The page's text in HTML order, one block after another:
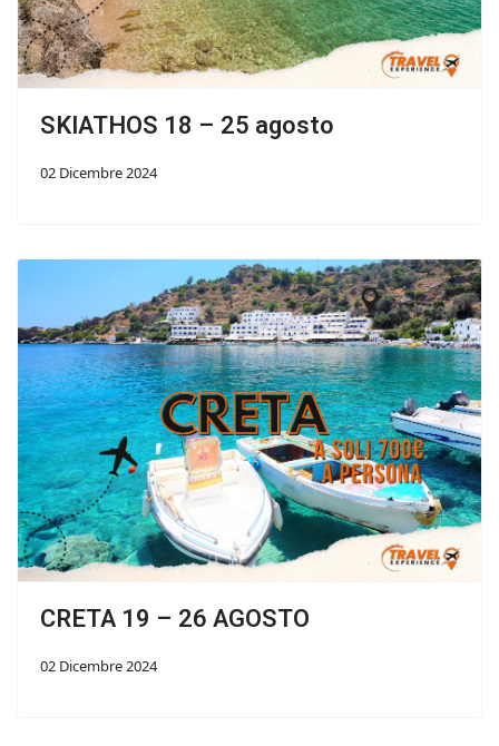
SKIATHOS 18 – 25 agosto
02 Dicembre 2024
CRETA 19 – 26 AGOSTO
02 Dicembre 2024